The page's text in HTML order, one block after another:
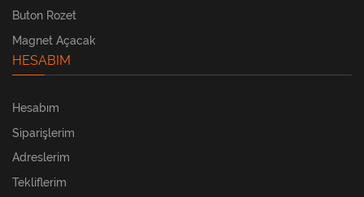
Buton Rozet
Magnet Açacak
HESABIM
Hesabım
Siparişlerim
Adreslerim
Tekliflerim